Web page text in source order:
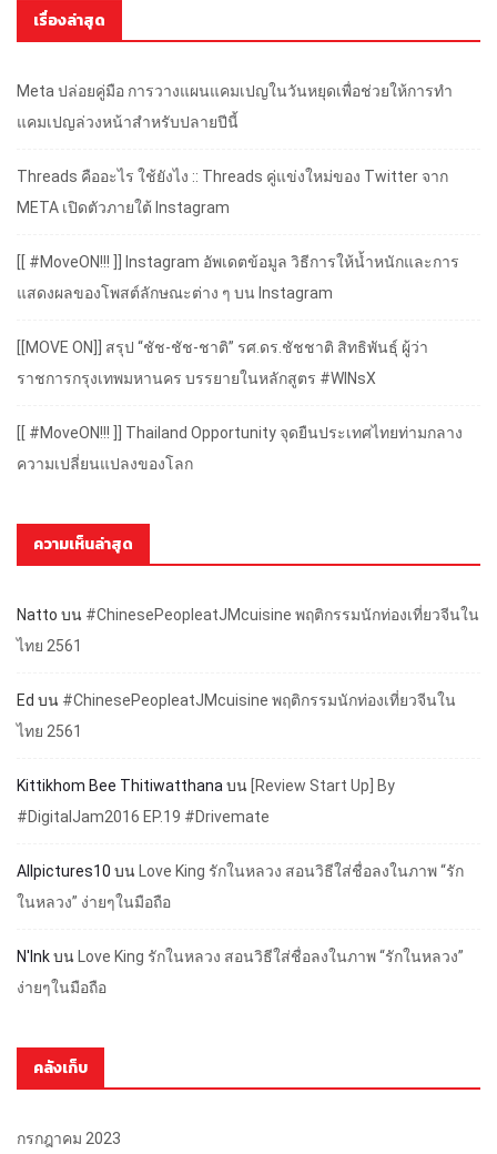
เรื่องล่าสุด
Meta ปล่อยคู่มือ การวางแผนแคมเปญในวันหยุดเพื่อช่วยให้การทำ
แคมเปญล่วงหน้าสำหรับปลายปีนี้
Threads คืออะไร ใช้ยังไง :: Threads คู่แข่งใหม่ของ Twitter จาก
META เปิดตัวภายใต้ Instagram
[[ #MoveON!!! ]] Instagram อัพเดตข้อมูล วิธีการให้น้ำหนักและการ
แสดงผลของโพสต์ลักษณะต่าง ๆ บน Instagram
[[MOVE ON]] สรุป “ชัช-ชัช-ชาติ” รศ.ดร.ชัชชาติ สิทธิพันธุ์ ผู้ว่า
ราชการกรุงเทพมหานคร บรรยายในหลักสูตร #WINsX
[[ #MoveON!!! ]] Thailand Opportunity จุดยืนประเทศไทยท่ามกลาง
ความเปลี่ยนแปลงของโลก
ความเห็นล่าสุด
Natto บน #ChinesePeopleatJMcuisine พฤติกรรมนักท่องเที่ยวจีนใน
ไทย 2561
Ed บน #ChinesePeopleatJMcuisine พฤติกรรมนักท่องเที่ยวจีนใน
ไทย 2561
Kittikhom Bee Thitiwatthana บน [Review Start Up] By
#DigitalJam2016 EP.19 #Drivemate
Allpictures10 บน
Love King รักในหลวง สอนวิธีใส่ชื่อลงในภาพ “รัก
ในหลวง” ง่ายๆในมือถือ
N'Inkบน
Love King รักในหลวง สอนวิธีใส่ชื่อลงในภาพ “รักในหลวง”
ง่ายๆในมือถือ
คลังเก็บ
กรกฎาคม 2023